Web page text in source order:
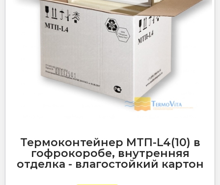
Термоконтейнер МТП-L4(10) в
гофрокоробе, внутренняя
отделка - влагостойкий картон